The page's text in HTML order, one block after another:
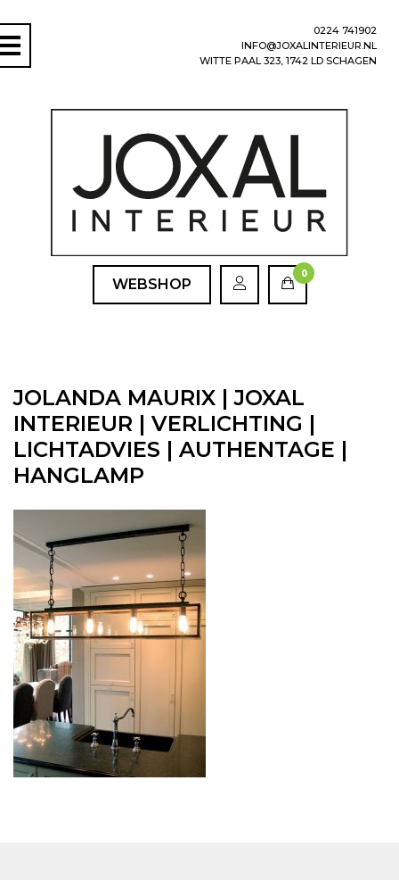
0224 741902
INFO@JOXALINTERIEUR.NL
WITTE PAAL 323, 1742 LD SCHAGEN
WEBSHOP
0
JOLANDA MAURIX | JOXAL
INTERIEUR | VERLICHTING |
LICHTADVIES | AUTHENTAGE |
HANGLAMP